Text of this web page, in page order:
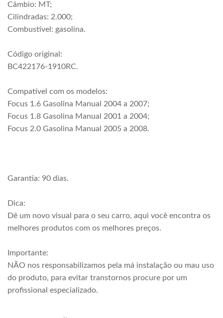
Câmbio: MT;
Cilindradas: 2.000;
Combustível: gasolina.
Código original:
BC422176-1910RC.
Compatível com os modelos:
Focus 1.6 Gasolina Manual 2004 a 2007;
Focus 1.8 Gasolina Manual 2001 a 2004;
Focus 2.0 Gasolina Manual 2005 a 2008.
Garantia: 90 dias.
Dica:
Dê um novo visual para o seu carro, aqui você encontra os
melhores produtos com os melhores preços.
Importante:
NÃO nos responsabilizamos pela má instalação ou mau uso
do produto, para evitar transtornos procure por um
profissional especializado.